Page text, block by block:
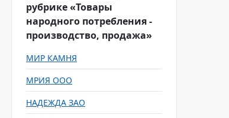
рубрике «Товары
народного потребления -
производство, продажа»
МИР КАМНЯ
МРИЯ ООО
НАДЕЖДА ЗАО